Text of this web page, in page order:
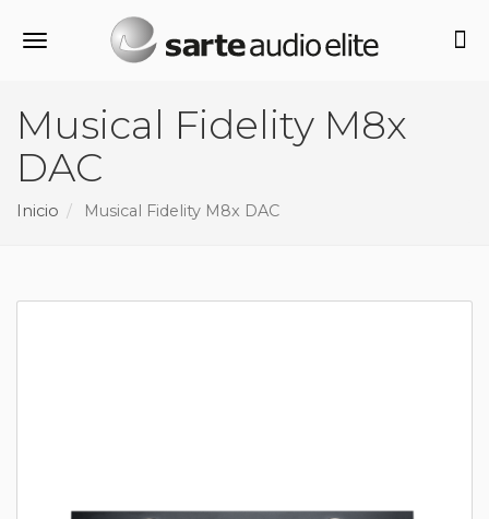
Alternar navegación
Musical Fidelity M8x
DAC
Inicio Musical Fidelity M8x DAC